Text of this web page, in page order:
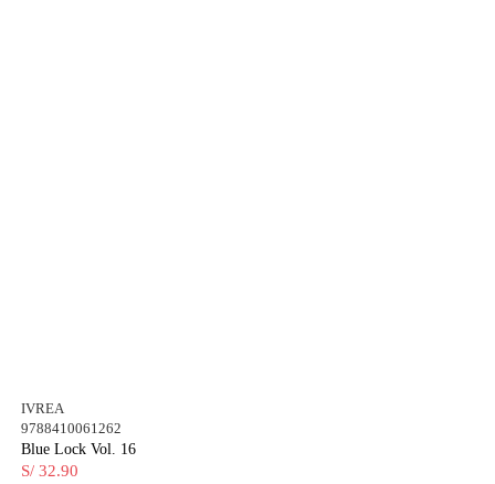
IVREA
9788410061262
Blue Lock Vol. 16
S/ 32.90